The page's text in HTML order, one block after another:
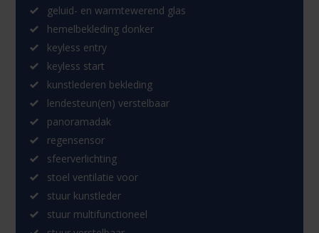
geluid- en warmtewerend glas
hemelbekleding donker
keyless entry
keyless start
kunstlederen bekleding
lendesteun(en) verstelbaar
panoramadak
regensensor
sfeerverlichting
stoel ventilatie voor
stuur kunstleder
stuur multifunctioneel